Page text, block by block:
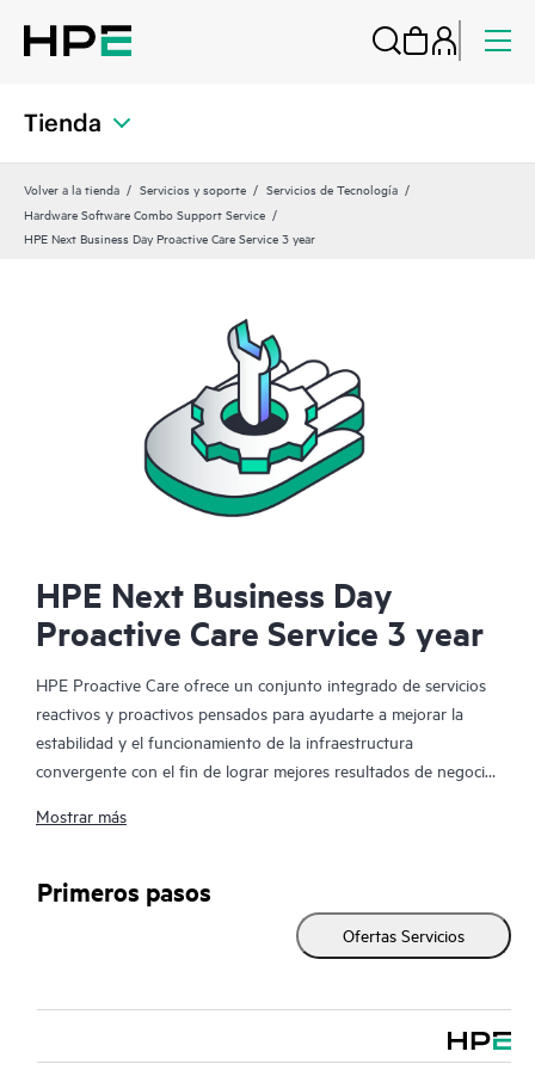
Tienda
Volver a la tienda Servicios y soporte
Servicios de Tecnología
Hardware Software Combo Support Service
HPE Next Business Day Proactive Care Service 3 year
HPE Next Business Day
Proactive Care Service 3 year
HPE Proactive Care ofrece un conjunto integrado de servicios
reactivos y proactivos pensados para ayudarte a mejorar la
estabilidad y el funcionamiento de la infraestructura
convergente con el fin de lograr mejores resultados de negocio.
componentes deben trabajar en conjunto y de manera
para dar soporte a los dispositivos presentes en estos
entornos, proporcionando un soporte mejorado que abarca
servidores, sistemas operativos, hipervisores, almacenamiento,
En el caso de que se produzca alguna incidencia en el servicio,
HPE Proactive Care te proporciona una experiencia telefónica
Mostrar más
Primeros pasos
Ofertas Servicios